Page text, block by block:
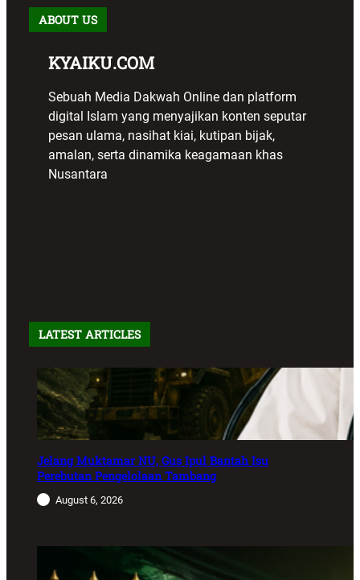
ABOUT US
KYAIKU.COM
Sebuah Media Dakwah Online dan platform
digital Islam yang menyajikan konten seputar
pesan ulama, nasihat kiai, kutipan bijak,
amalan, serta dinamika keagamaan khas
Nusantara
LATEST ARTICLES
Jelang Muktamar NU, Gus Ipul Bantah Isu
Perebutan Pengelolaan Tambang
August 6, 2026